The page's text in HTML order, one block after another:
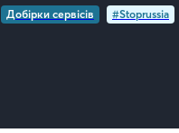
Добірки сервісів #Stoprussia